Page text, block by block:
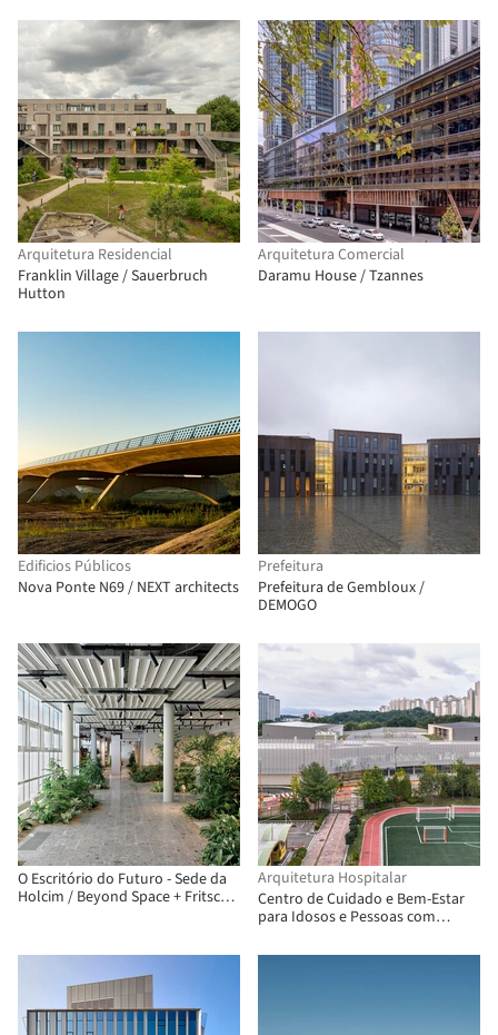
Arquitetura Residencial
Franklin Village / Sauerbruch
Hutton
Arquitetura Comercial
Daramu House / Tzannes
Edificios Públicos
Nova Ponte N69 / NEXT architects
Prefeitura
Prefeitura de Gembloux /
DEMOGO
O Escritório do Futuro - Sede da
Holcim / Beyond Space + Fritschi
Arquitetura Hospitalar
Centro de Cuidado e Bem-Estar
para Idosos e Pessoas com